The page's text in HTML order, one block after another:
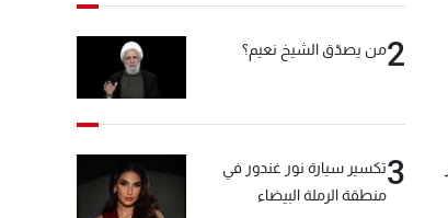
2من يصدّق الشيخ نعيم؟
3تكسير سيارة نور غندور في
منطقة الرملة البيضاء